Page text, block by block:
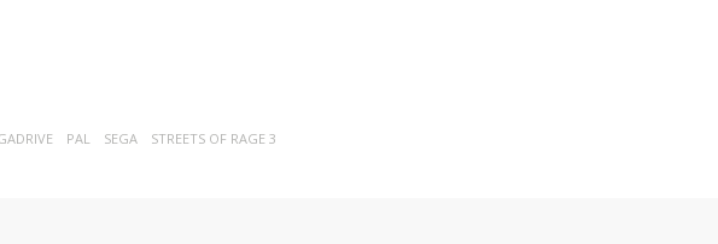
PAL SEGA STREETS OF RAGE 3